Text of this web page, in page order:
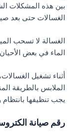
بين هذه المشكلات
الغسالات حتى بعد
الغسالة لا تسحب
الماء في بعض
أثناء تشغيل
الملابس بالطريقة
يجب تنظيفها بانتظام
رقم صيانة